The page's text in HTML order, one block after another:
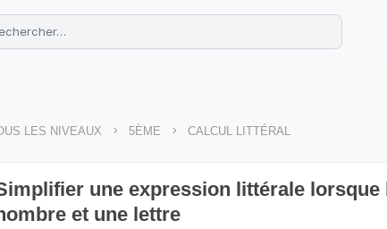
de vacances offert: révise les maths cet été !
ton PDF gratuit et progresse avec des exercices
LES NIVEAUX > 5ÈME > CALCUL LITTÉRAL
une expression littérale
et une lettre